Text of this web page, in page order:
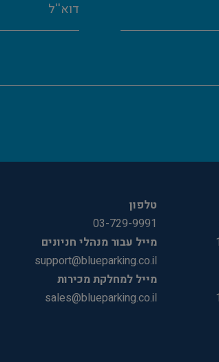
טלפון
03-729-9991
מייל עבור מנהלי חניונים
support@blueparking.co.il
מייל למחלקת מכירות
sales@blueparking.co.il